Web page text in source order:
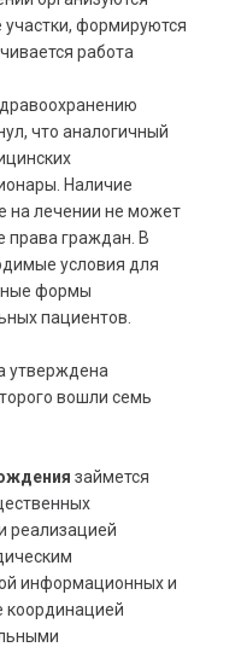
формируются
работа
что аналогичный
Наличие
на лечении не может
права граждан. В
условия для
формы
пациентов.
утверждена
вошли семь
займется
реализацией
информационных и
координацией